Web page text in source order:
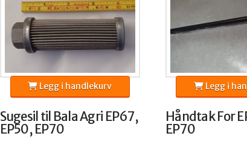
Sugesil til Bala Agri EP67,
EP50, EP70
Legg i handlekurv
Håndtak For
EP70
Legg i